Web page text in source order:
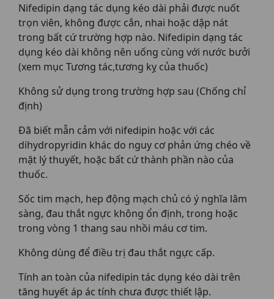
Nifedipin dạng tác dụng kéo dài phải được nuốt
trọn viên, không được cắn, nhai hoặc dập nát
trong bất cứ trường hợp nào. Nifedipin dạng tác
dụng kéo dài không nên uống cùng với nước bưởi
(xem mục Tương tác,tương kỵ của thuốc)
Không sử dụng trong trường hợp sau (Chống chỉ
định)
Đã biết mẫn cảm với nifedipin hoặc với các
dihydropyridin khác do nguy cơ phản ứng chéo về
mặt lý thuyết, hoặc bất cứ thành phần nào của
thuốc.
Sốc tim mạch, hep động mạch chủ có ý nghĩa lâm
sàng, đau thắt ngực không ổn định, trong hoặc
trong vòng 1 thang sau nhồi máu cơ tim.
Không dùng để điều trị đau thắt ngực cấp.
Tính an toàn của nifedipin tác dụng kéo dài trên
tăng huyết áp ác tính chưa được thiết lập.